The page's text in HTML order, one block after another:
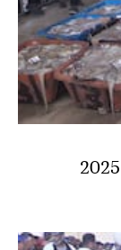
صيد الأخطبوط: اختتام موسم الشتاء 2025